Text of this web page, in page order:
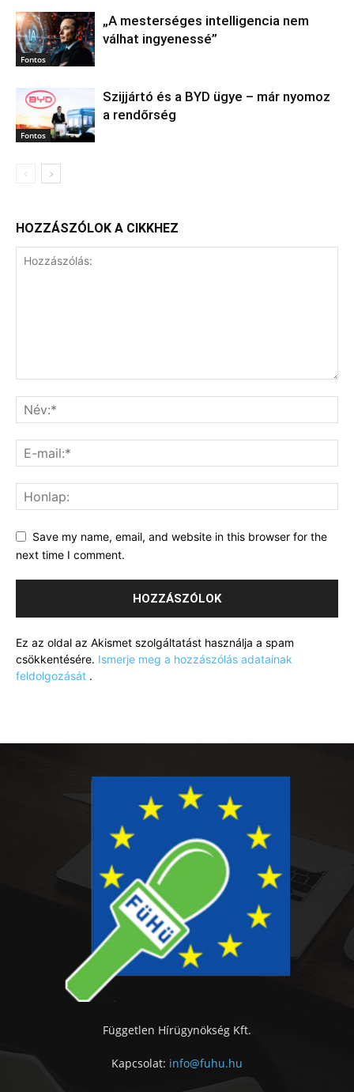
Fontos
„A mesterséges intelligencia nem
válhat ingyenessé”
Fontos
Szijjártó és a BYD ügye – már nyomoz
a rendőrség
HOZZÁSZÓLOK A CIKKHEZ
Save my name, email, and website in this browser for the
next time I comment.
Ez az oldal az Akismet szolgáltatást használja a spam
csökkentésére. Ismerje meg a hozzászólás adatainak
feldolgozását .
Független Hírügynökség Kft.
Kapcsolat: info@fuhu.hu